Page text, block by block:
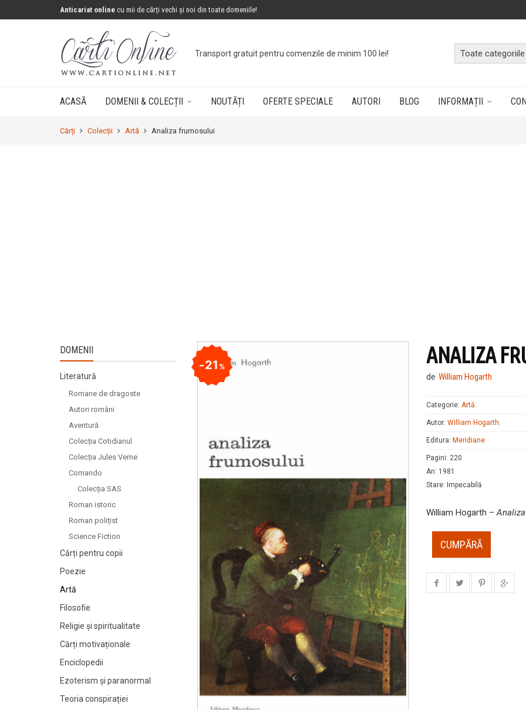
Anticariat online cu mii de cărți vechi și noi din toate domeniile!
Transport gratuit pentru comenzile de minim 100 lei!
ACASĂ DOMENII & COLECȚII NOUTĂȚI OFERTE SPECIALE AUTORI BLOG INFORMAȚII
Cărți Colecții Artă Analiza frumosului
21% ANALIZA
de William Hogarth
Categorie: Artă.
Autor: William Hogarth.
Editura: Meridiane
Pagini: 220
An: 1981
Stare: Impecabilă
William Hogarth –
CUMPĂRĂ
DOMENII
Literatură
Romane de dragoste
Autori români
Aventură
Colecția Cotidianul
Colecția Jules Verne
Comando
Colecția SAS
Roman istoric
Roman polițist
Science Fiction
Cărți pentru copii
Poezie
Artă
Filosofie
Religie și spiritualitate
Cărți motivaționale
Enciclopedii
Ezoterism și paranormal
Teoria conspirației